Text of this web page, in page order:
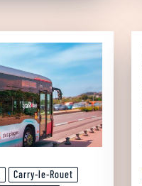
Carry-le-Rouet